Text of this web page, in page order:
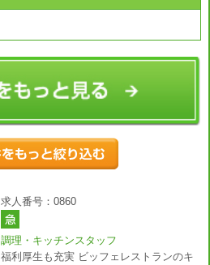
求人番号：0860
調理・キッチンスタッフ
福利厚生も充実 ビッフェレストランのキ